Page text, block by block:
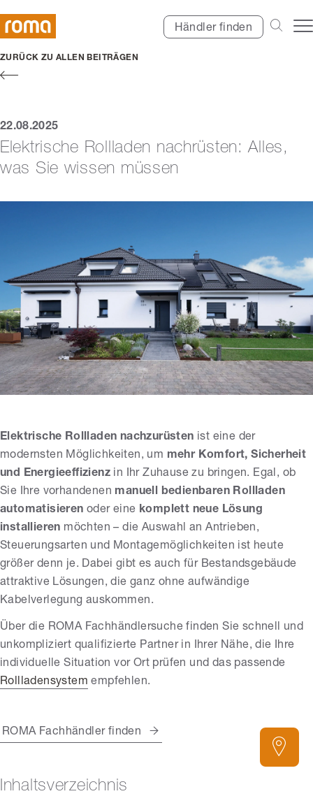
Händler finden
ZURÜCK ZU ALLEN BEITRÄGEN
22.08.2025
Elektrische Rollladen nachrüsten: Alles,
was Sie wissen müssen
Elektrische Rollladen nachzurüsten ist eine der
modernsten Möglichkeiten, um mehr Komfort, Sicherheit
und Energieeffizienz in Ihr Zuhause zu bringen. Egal, ob
Sie Ihre vorhandenen manuell bedienbaren Rollladen
automatisieren oder eine komplett neue Lösung
installieren möchten – die Auswahl an Antrieben,
Steuerungsarten und Montagemöglichkeiten ist heute
größer denn je. Dabei gibt es auch für Bestandsgebäude
attraktive Lösungen, die ganz ohne aufwändige
Kabelverlegung auskommen.
Über die ROMA Fachhändlersuche finden Sie schnell und
unkompliziert qualifizierte Partner in Ihrer Nähe, die Ihre
individuelle Situation vor Ort prüfen und das passende
Rollladensystem empfehlen.
ROMA Fachhändler finden
Inhaltsverzeichnis